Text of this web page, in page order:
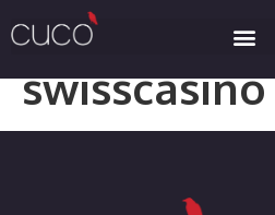
Categoría:
swisscasino